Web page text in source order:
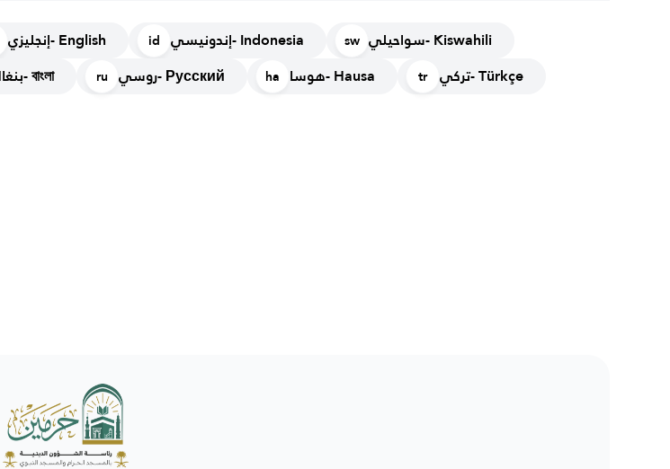
إنجليزي- English id إندونيسي- Indonesia sw سواحيلي- Kiswahili
بنغالي- বাংলা ru روسي- Русский ha هوسا- Hausa tr تركي- Türkçe